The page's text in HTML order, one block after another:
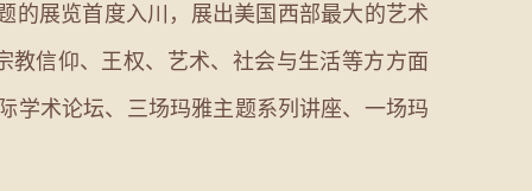
展览首度入川，展出美国西部最大的艺术
信仰、王权、艺术、社会与生活等方方面
学术论坛、三场玛雅主题系列讲座、一场玛